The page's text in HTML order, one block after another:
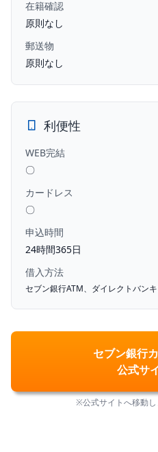
在籍確認
原則なし
郵送物
原則なし
利便性
WEB完結
〇
カードレス
〇
申込時間
24時間365日
借入方法
セブン銀行ATM、ダイレクトバンキ
セブン銀行
公式サ
※公式サイトへ移動し